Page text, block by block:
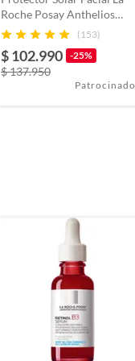
Roche Posay Anthelios
Uvmune 400 Oil Control
(153)
$ 102.990 -25%
$ 137.950
Patrocinado